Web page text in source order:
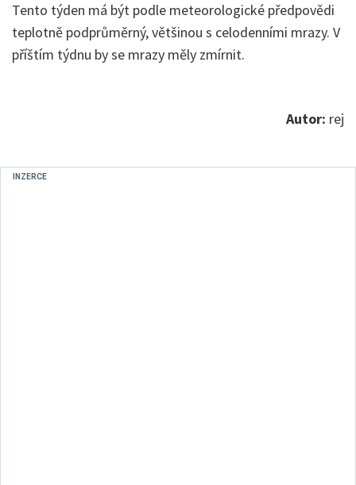
Tento týden má být podle meteorologické předpovědi
teplotně podprůměrný, většinou s celodenními mrazy. V
příštím týdnu by se mrazy měly zmírnit.
Autor: rej
INZERCE